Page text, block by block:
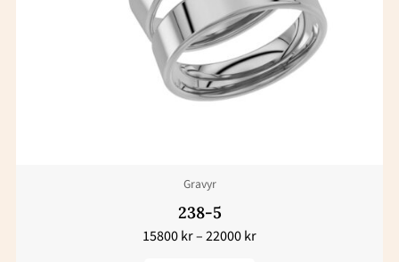
Gravyr
238-5
15800kr–22000kr
varianter.
De
olika
alternativen
på
produktsidan